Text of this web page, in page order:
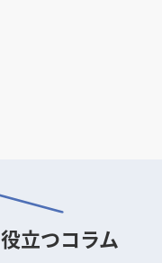
役立つコラム